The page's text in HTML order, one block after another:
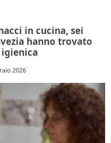
in cucina, sei
hanno trovato
2026